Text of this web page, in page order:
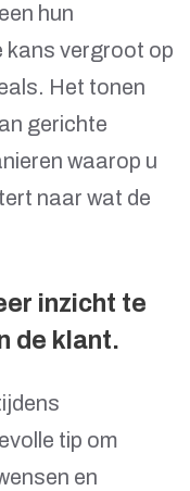
hun
kans vergroot op
Het tonen
gerichte
waarop u
naar wat de
inzicht te
de klant.
tip om
en